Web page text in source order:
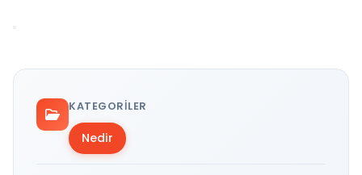
KATEGORILER
Nedir